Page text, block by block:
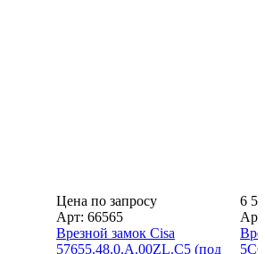
Цена по запросу
Арт: 66565
Врезной замок Cisa
57655.48.0.A.00ZL.C5 (под
6